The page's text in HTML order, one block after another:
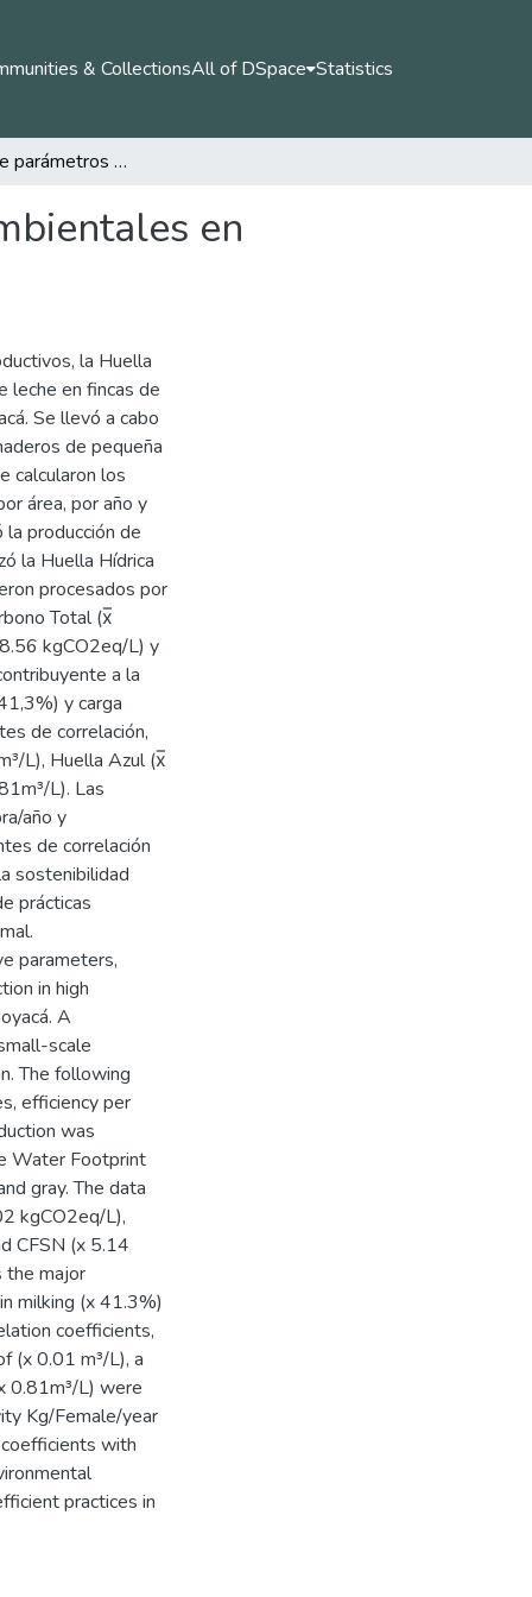
& CollectionsAll of DSpace Statistics
Relación entre parámetros productivos y huellas ambientales en ganadería de leche en ecosistema alto andino
en
la Huella
leche en fincas de
Se llevó a cabo
de pequeña
calcularon los
área, por año y
producción de
la Huella Hídrica
procesados por
Total (x̅
kgCO2eq/L) y
a la
y carga
de correlación,
L), Huella Azul (x̅
L). Las
año y
de correlación
sostenibilidad
prácticas
parameters,
in high
A
scale
The following
efficiency per
was
Water Footprint
gray. The data
kgCO2eq/L),
CFSN (x 5.14
the major
milking (x 41.3%)
coefficients,
(x 0.01 m³/L), a
0.81m³/L) were
Kg/Female/year
with
practices in